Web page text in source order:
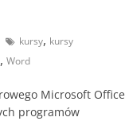
kursy, kursy
,Word
Microsoft Office
programów